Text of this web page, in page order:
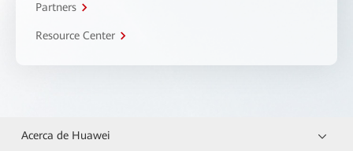
Partners
Resource Center
Acerca de Huawei